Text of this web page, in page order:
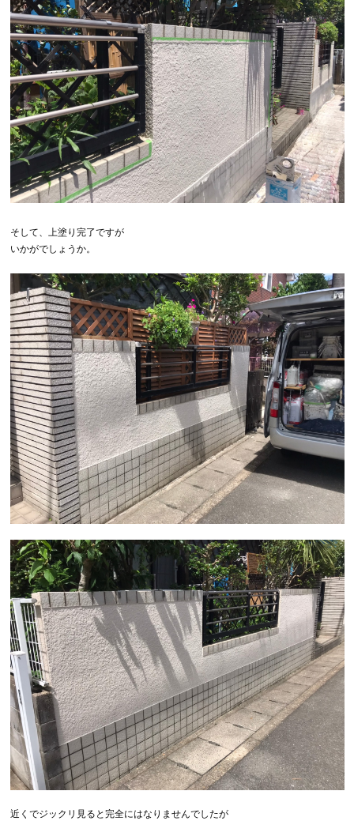
そして、上塗り完了ですが
いかがでしょうか。
近くでジックリ見ると完全にはなりませんでしたが